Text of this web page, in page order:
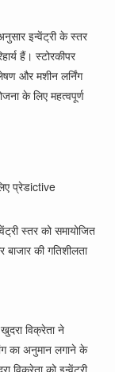
इन्वेंट्री के स्तर
हैं। स्टोरकीपर
और मशीन लर्निंग
के लिए महत्वपूर्ण
प्रेडictive
स्तर को समायोजित
की गतिशीलता
विक्रेता ने
का अनुमान लगाने के